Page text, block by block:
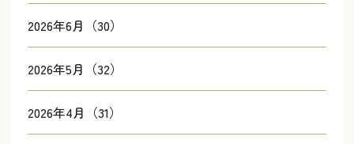
2026年6月（30）
2026年5月（32）
2026年4月（31）